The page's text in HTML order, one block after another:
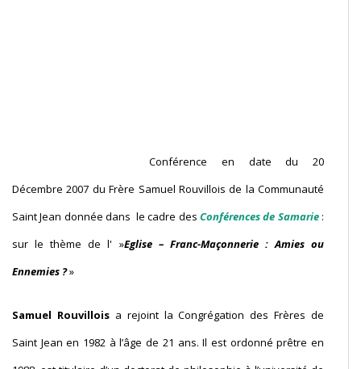
Conférence en date du 20
Décembre 2007 du Frère Samuel Rouvillois de la Communauté
Saint Jean donnée dans le cadre des Conférences de Samarie:
sur le thème de l' »Eglise – Franc-Maçonnerie : Amies ou
Ennemies ?»
Samuel Rouvilloisa rejoint la Congrégation des Frères de
Saint Jean en 1982 à l’âge de 21 ans. Il est ordonné prêtre en